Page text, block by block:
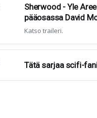
Sherwood - Yle
pääosassa David
Katso traileri.
Tätä sarjaa scifi-